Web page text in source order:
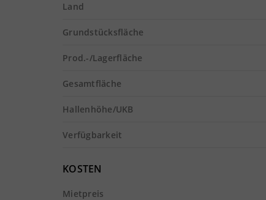
Land
Grundstücksfläche
Prod.-/Lagerfläche
Gesamtfläche
Hallenhöhe/UKB
Verfügbarkeit
KOSTEN
Mietpreis